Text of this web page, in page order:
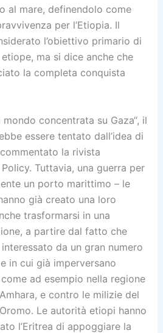
al mare, definendolo come
per l’Etiopia. Il
l’obiettivo primario di
ma si dice anche che
la completa conquista
mondo concentrata su Gaza“, il
essere tentato dall’idea di
la rivista
Tuttavia, una guerra per
un porto marittimo – le
già creato una loro
trasformarsi in una
a partire dal fatto che
da un gran numero
in cui già imperversano
ad esempio nella regione
e contro le milizie del
Le autorità etiopi hanno
l’Eritrea di appoggiare la